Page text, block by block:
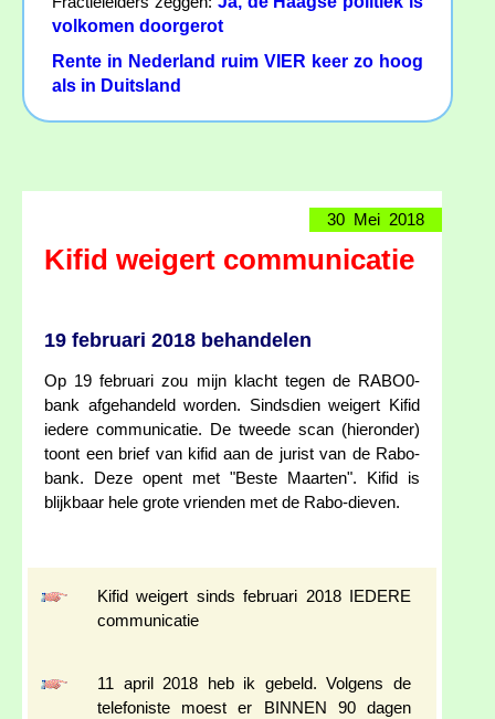
volkomen doorgerot
Rente in Nederland ruim VIER keer zo hoog
als in Duitsland
30 Mei 2018
Kifid weigert communicatie
19 februari 2018 behandelen
Op 19 februari zou mijn klacht tegen de RABO0-
bank afgehandeld worden. Sindsdien weigert Kifid
iedere communicatie. De tweede scan (hieronder)
toont een brief van kifid aan de jurist van de Rabo-
bank. Deze opent met "Beste Maarten". Kifid is
blijkbaar hele grote vrienden met de Rabo-dieven.
Kifid weigert sinds februari 2018 IEDERE
communicatie
11 april 2018 heb ik gebeld. Volgens de
telefoniste moest er BINNEN 90 dagen